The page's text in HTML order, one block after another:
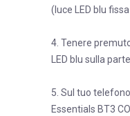
(luce LED blu
4. Tenere
LED blu sulla
5. Sul tuo
Essentials BT3